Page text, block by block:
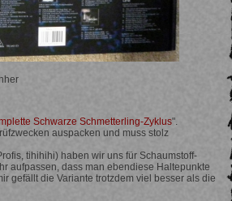
Schwarze Schmetterling-Zyklus".
auspacken und muss stolz
tihihihi) haben wir uns für Schaumstoff-
aufpassen, dass man ebendiese Haltepunkte
gefällt die Variante trotzdem viel besser als die